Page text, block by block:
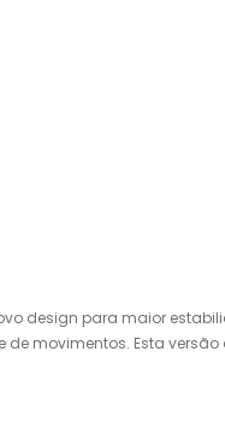
design para maior
movimentos. Esta versão